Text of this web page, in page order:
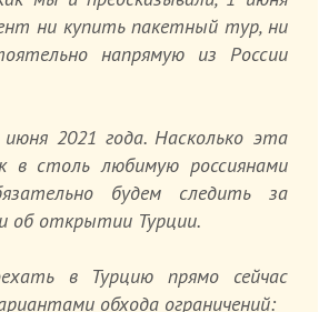
ни купить пакетный тур, ни
напрямую из России
2021 года. Насколько эта
в столь любимую россиянами
будем следить за
об открытии Турции.
в Турцию прямо сейчас
обхода ограничений: